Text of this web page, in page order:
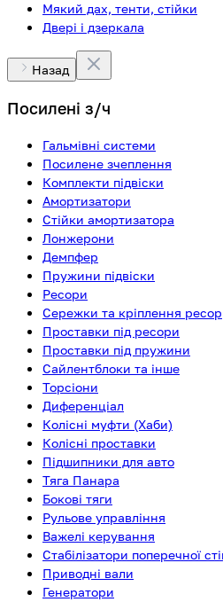
Мякий дах, тенти, стійки
Двері і дзеркала
Назад
Посилені з/ч
Гальмівні системи
Посилене зчеплення
Комплекти підвіски
Амортизатори
Стійки амортизатора
Лонжерони
Демпфер
Пружини підвіски
Ресори
Сережки та кріплення ресор
Проставки під ресори
Проставки під пружини
Сайлентблоки та інше
Торсіони
Диференціал
Колісні муфти (Хаби)
Колісні проставки
Підшипники для авто
Тяга Панара
Бокові тяги
Рульове управління
Важелі керування
Стабілізатори поперечної
Приводні вали
Генератори